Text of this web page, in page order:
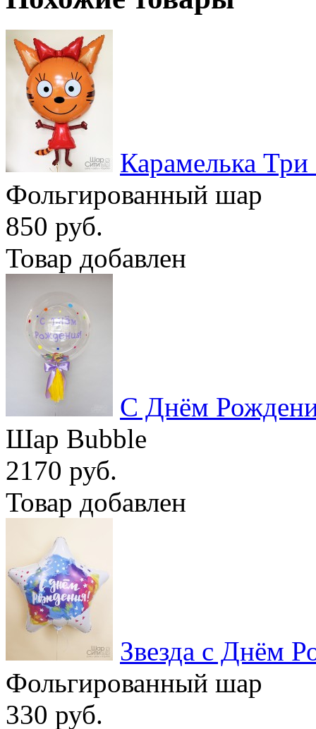
Карамелька Три
Фольгированный шар
850 руб.
Товар добавлен
С Днём
Шар Bubble
2170 руб.
Товар добавлен
Звезда с Днём
Фольгированный шар
330 руб.